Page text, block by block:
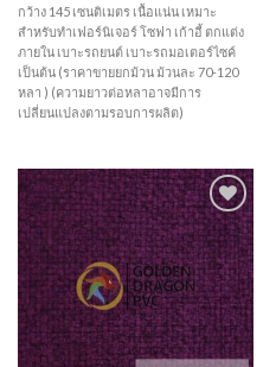
กว้าง 145 เซนติเมตร เนื้อแน่น เหมาะ
สำหรับทำเฟอร์นิเจอร์ โซฟา เก้าอี้ ตกแต่ง
ภายใน เบาะรถยนต์ เบาะรถมอเตอร์ไซค์
เป็นต้น (ราคาขายยกม้วน ม้วนละ 70-120
หลา ) (ความยาวต่อหลาอาจมีการ
เปลี่ยนแปลงตามรอบการผลิต)
Add to
Wishlist